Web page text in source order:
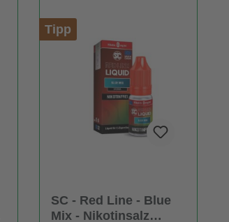
Tipp
SC - Red Line - Blue
Mix - Nikotinsalz